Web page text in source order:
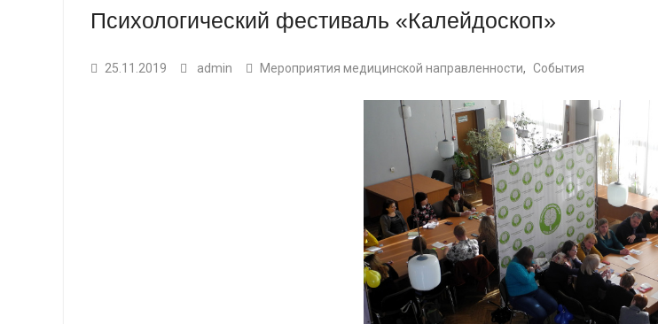
Психологический фестиваль «Калейдоскоп»
25.11.2019 admin Мероприятия медицинской направленности, События